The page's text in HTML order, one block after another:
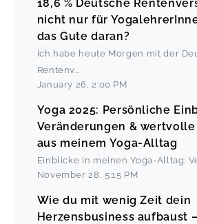
18,6 % Deutsche
nicht nur für
das Gute daran?
Ich habe heute Morgen mit der
Rentenv...
January 26 2:00 PM
Yoga 2025: Persönliche
Veränderungen &
aus meinem Yoga-Alltag
Einblicke in meinen Yoga-Alltag:
November 28 5:15 PM
Wie du mit wenig Zeit dein
Herzensbusiness aufbaust